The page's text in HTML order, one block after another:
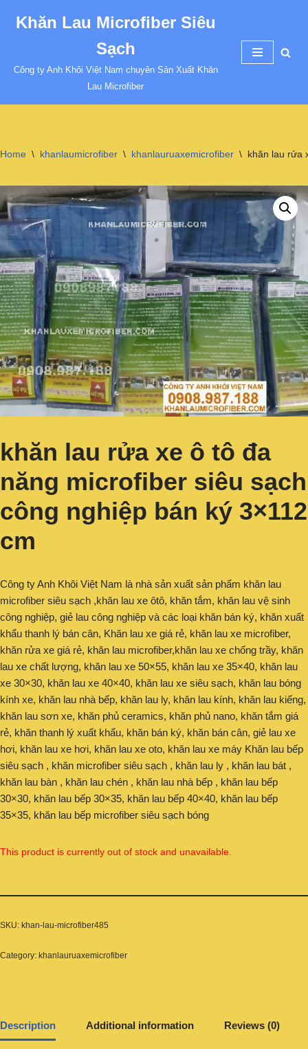
nội
Khăn Lau Microfiber Siêu
Sạch
Công ty Anh Khôi Việt Nam chuyên Sản Xuất Khăn
Lau Microfiber
Home \ khanlaumicrofiber \ khanlauruaxemicrofiber \ khăn lau rửa
khăn lau rửa xe ô tô đa
năng microfiber siêu sạch
công nghiệp bán ký 3×112
cm
Công ty Anh Khôi Việt Nam là nhà sản xuất sản phẩm khăn lau
microfiber siêu sạch ,khăn lau xe ôtô, khăn tắm, khăn lau vệ sinh
công nghiệp, giẻ lau công nghiệp và các loại khăn bán ký, khăn xuất
khẩu thanh lý bán cân, Khăn lau xe giá rẻ, khăn lau xe microfiber,
khăn rửa xe giá rẻ, khăn lau microfiber,khăn lau xe chống trầy, khăn
lau xe chất lượng, khăn lau xe 50×55, khăn lau xe 35×40, khăn lau
xe 30×30, khăn lau xe 40×40, khăn lau xe siêu sạch, khăn lau bóng
kính xe, khăn lau nhà bếp, khăn lau ly, khăn lau kính, khăn lau kiếng,
khăn lau sơn xe, khăn phủ ceramics, khăn phủ nano, khăn tắm giá
rẻ, khăn thanh lý xuất khẩu, khăn bán ký, khăn bán cân, giẻ lau xe
hơi, khăn lau xe hơi, khăn lau xe oto, khăn lau xe máy Khăn lau bếp
siêu sạch , khăn microfiber siêu sạch , khăn lau ly , khăn lau bát ,
khăn lau bàn , khăn lau chén , khăn lau nhà bếp , khăn lau bếp
30×30, khăn lau bếp 30×35, khăn lau bếp 40×40, khăn lau bếp
35×35, khăn lau bếp microfiber siêu sạch bóng
This product is currently out of stock and unavailable.
SKU: khan-lau-microfiber485
Category: khanlauruaxemicrofiber
Description Additional information Reviews (0)